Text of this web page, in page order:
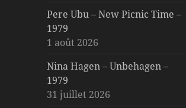
Pere Ubu – New Picnic Time –
1979
1 août 2026
Nina Hagen – Unbehagen –
1979
31 juillet 2026